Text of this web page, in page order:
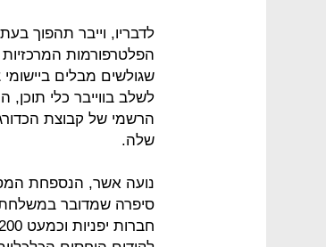
לדבריו, וייבר תהפוך
הפלטרפורמות
לשלב בווייבר כלי
שלה.
נועה אשר, הנספחת